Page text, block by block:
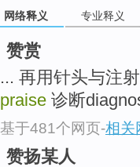
网络释义 专业释义
赞赏
... 再用针头与注
praise 诊断
基于481个网页-相关
赞扬某人